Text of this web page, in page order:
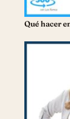
Qué hacer